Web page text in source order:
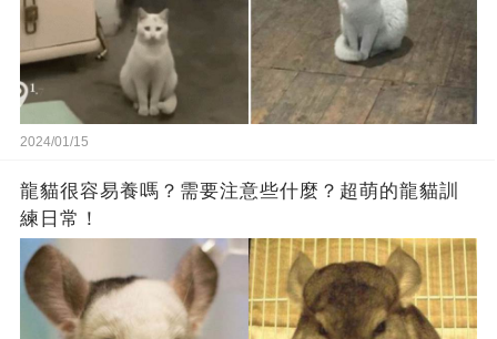
2024/01/15
龍貓很容易養嗎？需要注意些什麼？超萌的龍貓訓
練日常！